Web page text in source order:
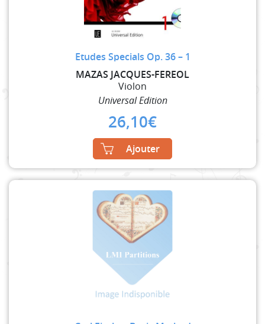
Etudes Specials Op. 36 – 1
MAZAS JACQUES-FEREOL
Violon
Universal Edition
26,10€
Ajouter